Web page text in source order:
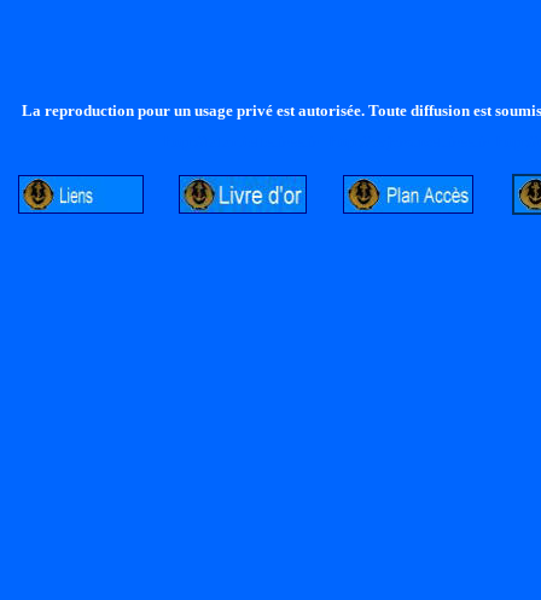
La reproduction pour un usage privé est autorisée. Toute diffusion est